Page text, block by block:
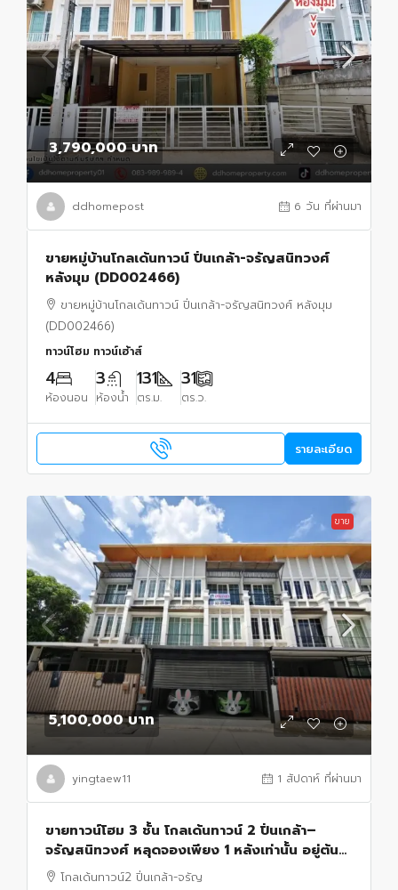
3,790,000 บาท
ddhomepost 6 วัน ที่ผ่านมา
ขายหมู่บ้านโกลเด้นทาวน์ ปิ่นเกล้า-จรัญสนิทวงศ์
หลังมุม (DD002466)
ขายหมู่บ้านโกลเด้นทาวน์ ปิ่นเกล้า-จรัญสนิทวงศ์ หลังมุม
(DD002466)
ทาวน์โฮม ทาวน์เฮ้าส์
4
ห้องนอน
3
ห้องน้ำ
131
ตร.ม.
31
ตร.ว.
รายละเอียด
ขาย
5,100,000 บาท
yingtaew11 1 สัปดาห์ ที่ผ่านมา
ขายทาวน์โฮม 3 ชั้น โกลเด้นทาวน์ 2 ปิ่นเกล้า–
จรัญสนิทวงศ์ หลุดจองเพียง 1 หลังเท่านั้น อยู่ต้น
โครงการ เข้า-ออกสะดวก ตกแต่ง สไตล์มินิมอล
โกลเด้นทาวน์2 ปิ่นเกล้า-จรัญ